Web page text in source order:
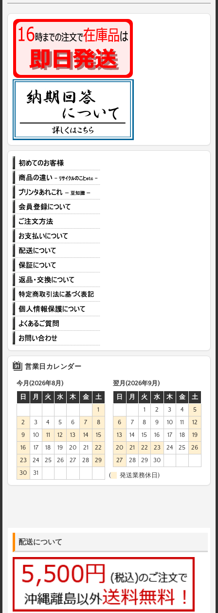
営業日カレンダー
今月(2026年8月)
日
月 火 水 木 金
土
1
2
3 4 5 6 7
8
9
10 11 12 13 14
15
16
17 18 19 20 21
22
23
24 25 26 27 28
29
30
31
翌月(2026年9月)
日
月 火 水 木 金
土
1
2 3 4
5
6
7 8 9 10 11
12
13
14 15 16 17 18
19
20
21 22 23 24 25
26
27
28 29 30
( 発送業務休日)
配送について